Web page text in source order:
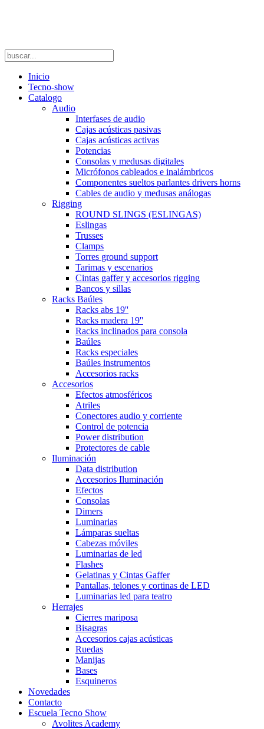
Inicio
Tecno-show
Catalogo
Audio
Interfases de audio
Cajas acústicas pasivas
Cajas acústicas activas
Potencias
Consolas y medusas digitales
Micrófonos cableados e inalámbricos
Componentes sueltos parlantes drivers horns
Cables de audio y medusas análogas
Rigging
ROUND SLINGS (ESLINGAS)
Eslingas
Trusses
Clamps
Torres ground support
Tarimas y escenarios
Cintas gaffer y accesorios rigging
Bancos y sillas
Racks Baúles
Racks abs 19''
Racks madera 19''
Racks inclinados para consola
Baúles
Racks especiales
Baúles instrumentos
Accesorios racks
Accesorios
Efectos atmosféricos
Atriles
Conectores audio y corriente
Control de potencia
Power distribution
Protectores de cable
Iluminación
Data distribution
Accesorios Iluminación
Efectos
Consolas
Dimers
Luminarias
Lámparas sueltas
Cabezas móviles
Luminarias de led
Flashes
Gelatinas y Cintas Gaffer
Pantallas, telones y cortinas de LED
Luminarias led para teatro
Herrajes
Cierres mariposa
Bisagras
Accesorios cajas acústicas
Ruedas
Manijas
Bases
Esquineros
Novedades
Contacto
Escuela Tecno Show
Avolites Academy